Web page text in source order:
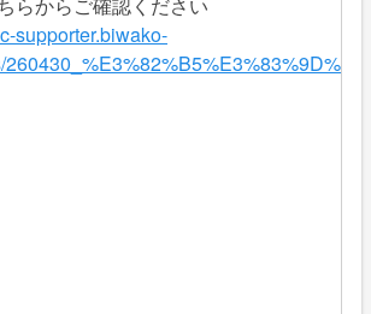
supporter.biwako-